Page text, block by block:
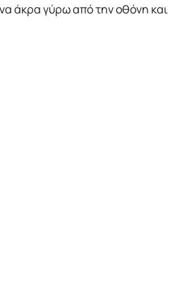
άκρα γύρω από την οθόνη και